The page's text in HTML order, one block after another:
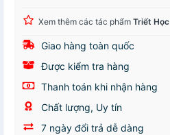
Xem thêm các tác phẩm Triết Học
Giao hàng toàn quốc
Được kiểm tra hàng
Thanh toán khi nhận hàng
Chất lượng, Uy tín
7 ngày đổi trả dễ dàng